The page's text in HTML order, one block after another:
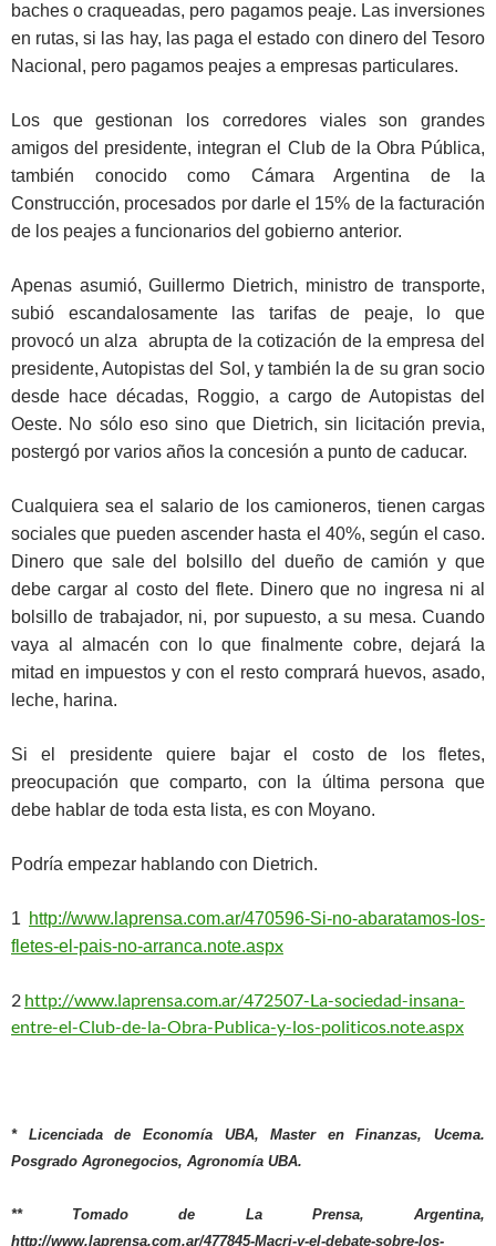
baches o craqueadas, pero pagamos peaje. Las inversiones
en rutas, si las hay, las paga el estado con dinero del Tesoro
Nacional, pero pagamos peajes a empresas particulares.
Los que gestionan los corredores viales son grandes
amigos del presidente, integran el Club de la Obra Pública,
también conocido como Cámara Argentina de la
Construcción, procesados por darle el 15% de la facturación
de los peajes a funcionarios del gobierno anterior.
Apenas asumió, Guillermo Dietrich, ministro de transporte,
subió escandalosamente las tarifas de peaje, lo que
provocó un alza abrupta de la cotización de la empresa del
presidente, Autopistas del Sol, y también la de su gran socio
desde hace décadas, Roggio, a cargo de Autopistas del
Oeste. No sólo eso sino que Dietrich, sin licitación previa,
postergó por varios años la concesión a punto de caducar.
Cualquiera sea el salario de los camioneros, tienen cargas
sociales que pueden ascender hasta el 40%, según el caso.
Dinero que sale del bolsillo del dueño de camión y que
debe cargar al costo del flete. Dinero que no ingresa ni al
bolsillo de trabajador, ni, por supuesto, a su mesa. Cuando
vaya al almacén con lo que finalmente cobre, dejará la
mitad en impuestos y con el resto comprará huevos, asado,
leche, harina.
Si el presidente quiere bajar el costo de los fletes,
preocupación que comparto, con la última persona que
debe hablar de toda esta lista, es con Moyano.
Podría empezar hablando con Dietrich.
1 http://www.laprensa.com.ar/470596-Si-no-abaratamos-los-
fletes-el-pais-no-arranca.note.aspx
2 http://www.laprensa.com.ar/472507-La-sociedad-insana-
entre-el-Club-de-la-Obra-Publica-y-los-politicos.note.aspx
* Licenciada de Economía UBA, Master en Finanzas, Ucema.
Posgrado Agronegocios, Agronomía UBA.
** Tomado de La Prensa, Argentina,
http://www.laprensa.com.ar/477845-Macri-y-el-debate-sobre-los-